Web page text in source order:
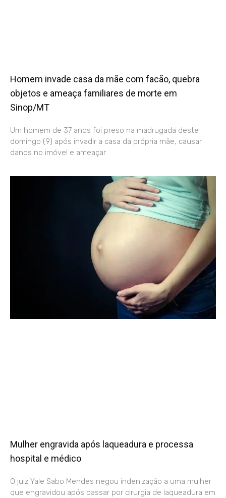
Homem invade casa da mãe com facão, quebra
objetos e ameaça familiares de morte em
Sinop/MT
Um homem de 37 anos foi preso na madrugada deste
domingo (9) após invadir a casa da própria mãe, causar
danos no imóvel e ameaçar
Mulher engravida após laqueadura e processa
hospital e médico
O juiz Yale Sabo Mendes negou indenização a uma mulher
que engravidou após passar por cirurgia de laqueadura em